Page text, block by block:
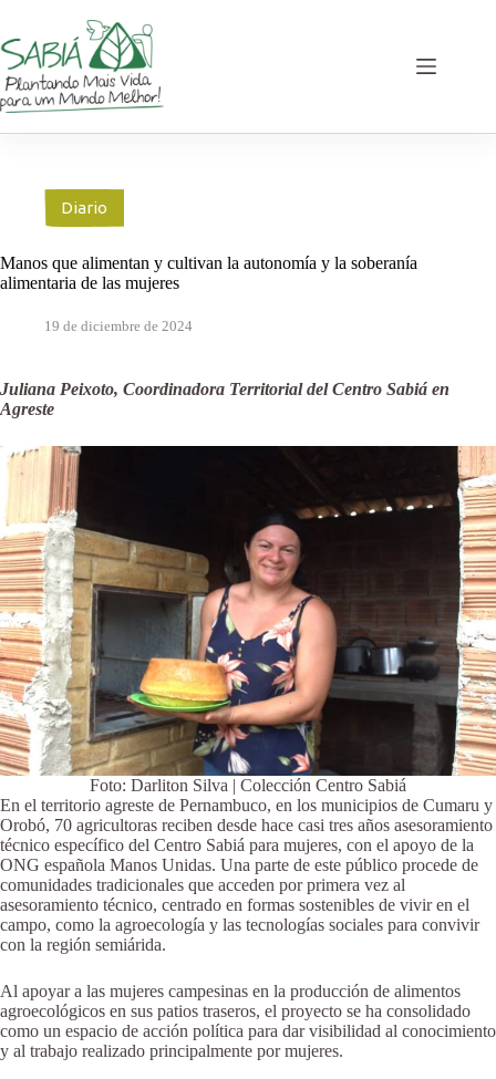
contenido
Diario
Manos que alimentan y cultivan la autonomía y la soberanía
alimentaria de las mujeres
19 de diciembre de 2024
Juliana Peixoto, Coordinadora Territorial del Centro Sabiá en
Agreste
Foto: Darliton Silva | Colección Centro Sabiá
En el territorio agreste de Pernambuco, en los municipios de Cumaru y
Orobó, 70 agricultoras reciben desde hace casi tres años asesoramiento
técnico específico del Centro Sabiá para mujeres, con el apoyo de la
ONG española Manos Unidas. Una parte de este público procede de
comunidades tradicionales que acceden por primera vez al
asesoramiento técnico, centrado en formas sostenibles de vivir en el
campo, como la agroecología y las tecnologías sociales para convivir
con la región semiárida.
Al apoyar a las mujeres campesinas en la producción de alimentos
agroecológicos en sus patios traseros, el proyecto se ha consolidado
como un espacio de acción política para dar visibilidad al conocimiento
y al trabajo realizado principalmente por mujeres.